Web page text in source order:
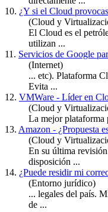
10. ¿Y si el Cloud
(Cloud y
El Cloud es el
utilizan ...
11. Servicios de Google
(Internet)
... etc). Plataforma
Evita ...
12. VMWare - Líder en
(Cloud y
La mejor plataforma
13. Amazon - ¿Propuesta
(Cloud y
En su última
disposición ...
14. ¿Puede residir mi
(Entorno jurídico)
... legales del país.
de ...